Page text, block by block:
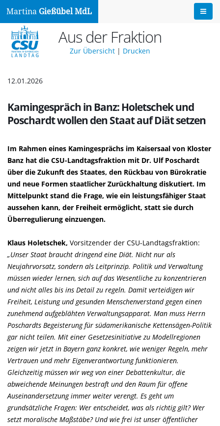
Martina Gießübel MdL
Aus der Fraktion
Zur Übersicht | Drucken
12.01.2026
Kamingespräch in Banz: Holetschek und
Poschardt wollen den Staat auf Diät setzen
Im Rahmen eines Kamingesprächs im Kaisersaal von Kloster
Banz hat die CSU-Landtagsfraktion mit Dr. Ulf Poschardt
über die Zukunft des Staates, den Rückbau von Bürokratie
und neue Formen staatlicher Zurückhaltung diskutiert. Im
Mittelpunkt stand die Frage, wie ein leistungsfähiger Staat
aussehen kann, der Freiheit ermöglicht, statt sie durch
Überregulierung einzuengen.
Klaus Holetschek, Vorsitzender der CSU-Landtagsfraktion:
Unser Staat braucht dringend eine Diät. Nicht nur als
Neujahrvorsatz, sondern als Leitprinzip. Politik und Verwaltung
müssen wieder lernen, sich auf das Wesentliche zu konzentrieren
und nicht alles bis ins Detail zu regeln. Damit verteidigen wir
Freiheit, Leistung und gesunden Menschenverstand gegen einen
zunehmend aufgeblähten Verwaltungsapparat. Man muss Herrn
Poschardts Begeisterung für südamerikanische Kettensägen-Politik
gar nicht teilen. Mit einer Gesetzesinitiative zu Modellregionen
zeigen wir jetzt in Bayern ganz konkret, wie weniger Regeln, mehr
Vertrauen und mehr Eigenverantwortung funktionieren.
Gleichzeitig müssen wir weg von einer Debattenkultur, die
abweichende Meinungen bestraft und den Raum für offene
Auseinandersetzung immer weiter verengt. Es geht um
grundsätzliche Fragen: Wer entscheidet, was als richtig gilt? Wer
setzt moralische Maßstäbe? Und wie frei ist unser öffentlicher